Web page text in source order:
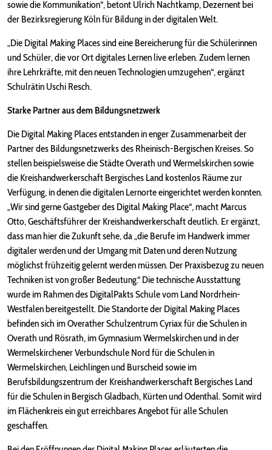
sowie die Kommunikation“, betont Ulrich Nachtkamp, Dezernent bei
der Bezirksregierung Köln für Bildung in der digitalen Welt.
„Die Digital Making Places sind eine Bereicherung für die Schülerinnen
und Schüler, die vor Ort digitales Lernen live erleben. Zudem lernen
ihre Lehrkräfte, mit den neuen Technologien umzugehen“, ergänzt
Schulrätin Uschi Resch.
Starke Partner aus dem Bildungsnetzwerk
Die Digital Making Places entstanden in enger Zusammenarbeit der
Partner des Bildungsnetzwerks des Rheinisch-Bergischen Kreises. So
stellen beispielsweise die Städte Overath und Wermelskirchen sowie
die Kreishandwerkerschaft Bergisches Land kostenlos Räume zur
Verfügung, in denen die digitalen Lernorte eingerichtet werden konnten.
„Wir sind gerne Gastgeber des Digital Making Place“, macht Marcus
Otto, Geschäftsführer der Kreishandwerkerschaft deutlich. Er ergänzt,
dass man hier die Zukunft sehe, da „die Berufe im Handwerk immer
digitaler werden und der Umgang mit Daten und deren Nutzung
möglichst frühzeitig gelernt werden müssen. Der Praxisbezug zu neuen
Techniken ist von großer Bedeutung.“ Die technische Ausstattung
wurde im Rahmen des DigitalPakts Schule vom Land Nordrhein-
Westfalen bereitgestellt. Die Standorte der Digital Making Places
befinden sich im Overather Schulzentrum Cyriax für die Schulen in
Overath und Rösrath, im Gymnasium Wermelskirchen und in der
Wermelskirchener Verbundschule Nord für die Schulen in
Wermelskirchen, Leichlingen und Burscheid sowie im
Berufsbildungszentrum der Kreishandwerkerschaft Bergisches Land
für die Schulen in Bergisch Gladbach, Kürten und Odenthal. Somit wird
im Flächenkreis ein gut erreichbares Angebot für alle Schulen
geschaffen.